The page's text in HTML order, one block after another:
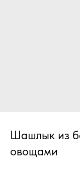
Шашлык из
овощами